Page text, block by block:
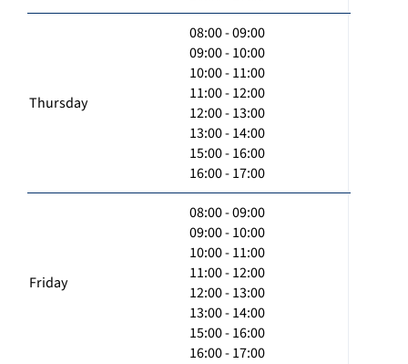
Thursday
08:00 - 09:00
09:00 - 10:00
10:00 - 11:00
11:00 - 12:00
12:00 - 13:00
13:00 - 14:00
15:00 - 16:00
16:00 - 17:00
Friday
08:00 - 09:00
09:00 - 10:00
10:00 - 11:00
11:00 - 12:00
12:00 - 13:00
13:00 - 14:00
15:00 - 16:00
16:00 - 17:00